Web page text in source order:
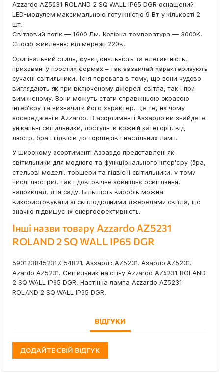
Azzardo AZ5231 ROLAND 2 SQ WALL IP65 DGR оснащений
LED-модулем максимальною потужністю 9 Вт у кількості 2
шт.
Світловий потік — 1600 Лм. Колірна температура — 3000K.
Спосіб живлення: від мережі 220в.
Оригінальний стиль, функціональність та елегантність,
приховані у простих формах – так зазвичай характеризують
сучасні світильники. Їхня перевага в тому, що вони чудово
виглядають як при включеному джерелі світла, так і при
вимкненому. Вони можуть стати справжньою окрасою
інтер'єру та визначити його характер. Це те, на чому
зосереджені в Azzardo. В асортименті Аззардо ви знайдете
унікальні світильники, доступні в кожній категорії, від
люстр, бра і підвісів до торшерів і настільних ламп.
У широкому асортименті Аззардо представлені як
світильники для модного та функціонального інтер'єру (бра,
стельові моделі, торшери та підвісні світильники, у тому
числі люстри), так і довговічне зовнішнє освітлення,
наприклад, для саду. Більшість виробів можна
використовувати зі світлодіодними джерелами світла, що
значно підвищує їх енергоефективність.
Інші назви товару Azzardo AZ5231
ROLAND 2 SQ WALL IP65 DGR
5901238452317. 54821. Аззардо AZ5231. Азардо AZ5231.
Azardo AZ5231. Світильник на стіну Azzardo AZ5231 ROLAND
2 SQ WALL IP65 DGR. Настінна лампа Azzardo AZ5231
ROLAND 2 SQ WALL IP65 DGR.
ВІДГУКИ
ДОДАЙТЕ СВІЙ ВІДГУК